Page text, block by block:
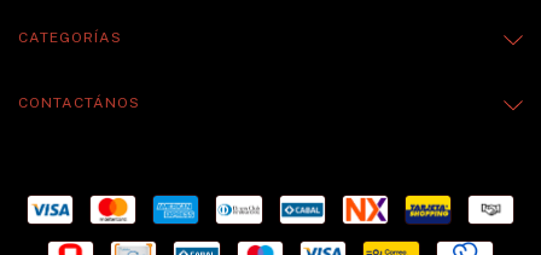
CATEGORÍAS
CONTACTÁNOS